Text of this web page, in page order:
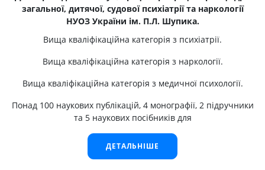
загальної, дитячої, судової психіатрії та наркології
НУОЗ України ім. П.Л. Шупика.
Вища кваліфікаційна категорія з психіатрії.
Вища кваліфікаційна категорія з наркології.
Вища кваліфікаційна категорія з медичної психології.
Понад 100 наукових публікацій, 4 монографії, 2 підручники
та 5 наукових посібників для
ДЕТАЛЬНІШЕ